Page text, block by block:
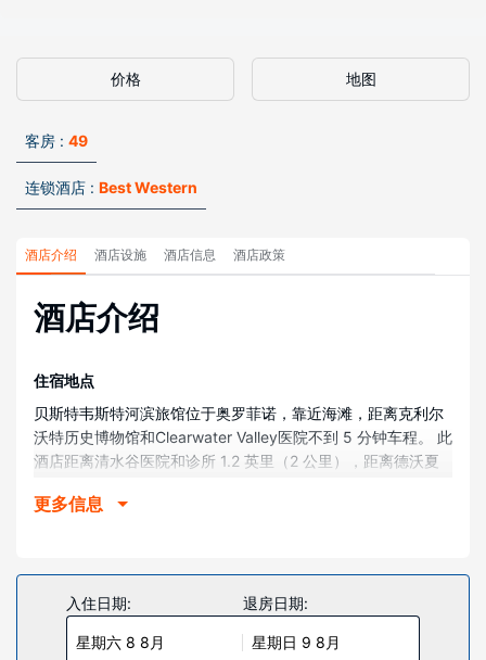
价格 地图
客房 : 49
连锁酒店 : Best Western
酒店介绍 酒店设施 酒店信息 酒店政策
酒店介绍
住宿地点
贝斯特韦斯特河滨旅馆位于奥罗菲诺，靠近海滩，距离克利尔
沃特历史博物馆和Clearwater Valley医院不到 5 分钟车程。 此
酒店距离清水谷医院和诊所 1.2 英里（2 公里），距离德沃夏
客房
到家的舒适。提供免费有线和无线上网，方便您与朋友保持联
系；另提供有线频道，可满足您的娱乐需求。私人浴室提供免
费洗浴用品和吹风机。便利设施包括书桌和独立的起居区，以
及带有免费市内通话的电话。
更多信息
入住日期:
星期六 8 8月
退房日期:
星期日 9 8月